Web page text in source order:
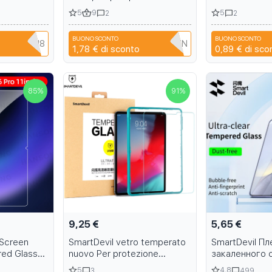
Clear
iPhone
15 15
dancer shoes 8 inch Roman
high-heeled summer sandals
5 9 2
BUONO SCONTO
1,78 € di sconto
T9TRTFBTWTZN
HD Privacy
for Redmi K80
fingerprint
5 2
BUONO SCONTO
0,89 € di
85%
Glass
6 Pro
91 %
9,25 €
SmartDevil vetro temperato
nuovo Per protezione
schermo di inch ipad pro film
5
5,65 €
SmartDevil
закаленного
пыли для
4.8